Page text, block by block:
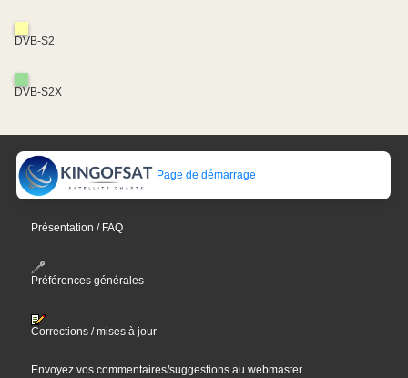
DVB-S2
DVB-S2X
Page de démarrage
Présentation / FAQ
Préférences générales
Corrections / mises à jour
Envoyez vos commentaires/suggestions au webmaster